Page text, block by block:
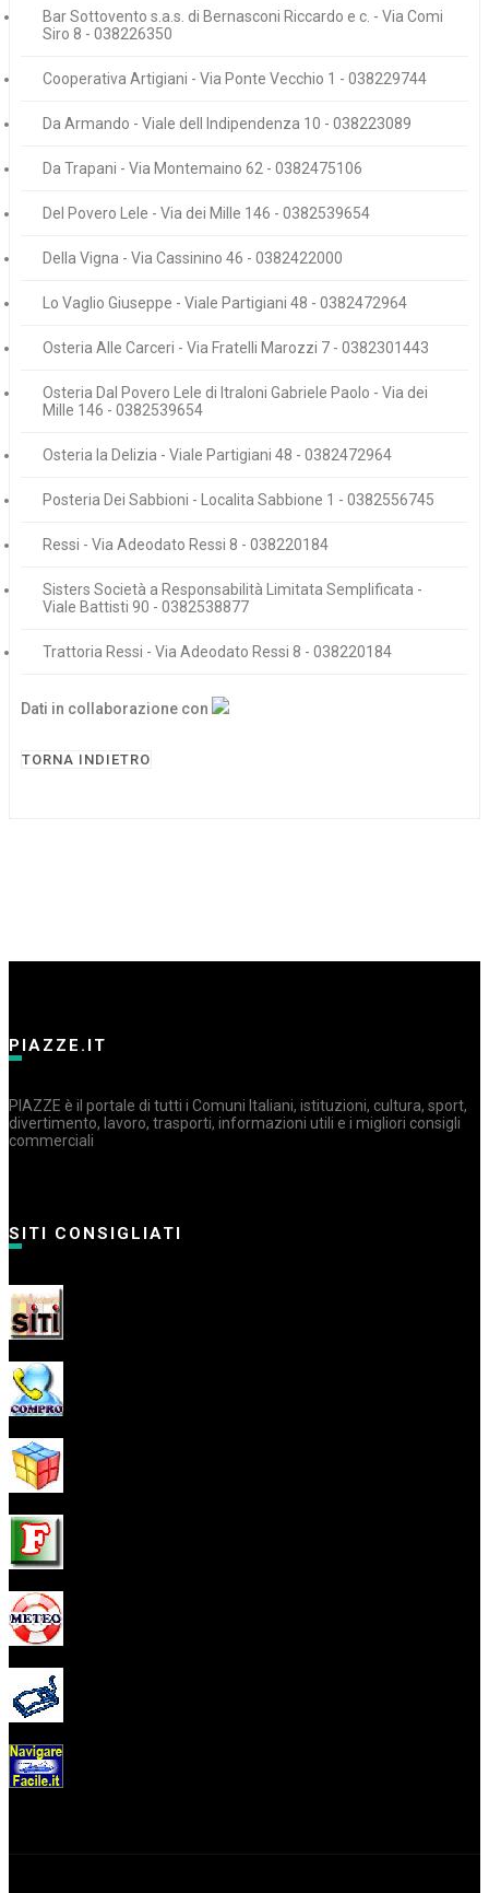
Bar Sottovento s.a.s. di Bernasconi Riccardo e c. - Via Comi
Siro 8 - 038226350
Cooperativa Artigiani - Via Ponte Vecchio 1 - 038229744
Da Armando - Viale dell Indipendenza 10 - 038223089
Da Trapani - Via Montemaino 62 - 0382475106
Del Povero Lele - Via dei Mille 146 - 0382539654
Della Vigna - Via Cassinino 46 - 0382422000
Lo Vaglio Giuseppe - Viale Partigiani 48 - 0382472964
Osteria Alle Carceri - Via Fratelli Marozzi 7 - 0382301443
Osteria Dal Povero Lele di Itraloni Gabriele Paolo - Via dei
Mille 146 - 0382539654
Osteria la Delizia - Viale Partigiani 48 - 0382472964
Posteria Dei Sabbioni - Localita Sabbione 1 - 0382556745
Ressi - Via Adeodato Ressi 8 - 038220184
Sisters Società a Responsabilità Limitata Semplificata -
Viale Battisti 90 - 0382538877
Trattoria Ressi - Via Adeodato Ressi 8 - 038220184
Dati in collaborazione con
TORNA INDIETRO
PIAZZE.IT
PIAZZE è il portale di tutti i Comuni Italiani, istituzioni, cultura, sport,
divertimento, lavoro, trasporti, informazioni utili e i migliori consigli
commerciali
SITI CONSIGLIATI